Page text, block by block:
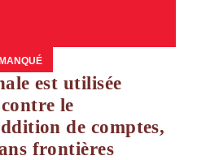
est utilisée
le
de comptes,
frontières